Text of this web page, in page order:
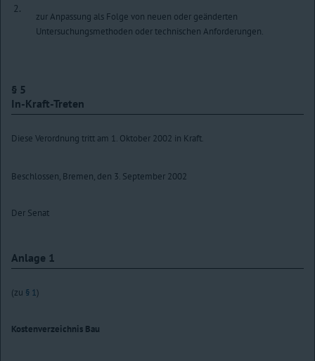
2.
zur Anpassung als Folge von neuen oder geänderten
Untersuchungsmethoden oder technischen Anforderungen.
§ 5
In-Kraft-Treten
Diese Verordnung tritt am 1. Oktober 2002 in Kraft.
Beschlossen, Bremen, den 3. September 2002
Der Senat
Anlage 1
(zu § 1)
Kostenverzeichnis Bau